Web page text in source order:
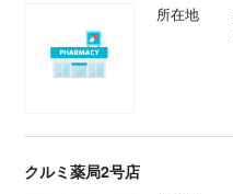
所在地
クルミ薬局2号店